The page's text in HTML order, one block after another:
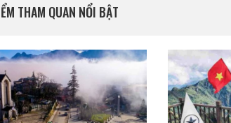
THAM QUAN NỔI BẬT